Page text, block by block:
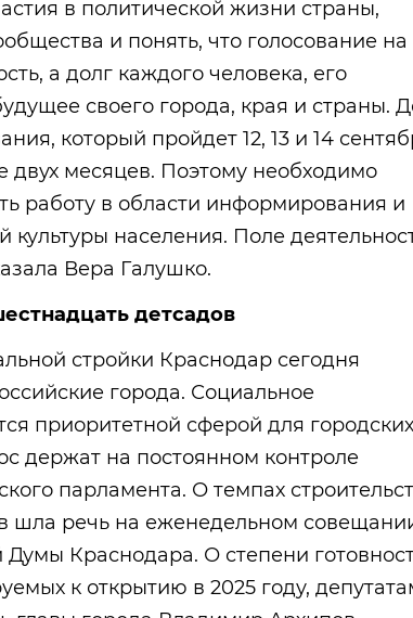
в политической жизни страны,
и понять, что голосование на
а долг каждого человека, его
своего города, края и страны.
который пройдет 12, 13 и 14
двух месяцев. Поэтому необходимо
работу в области информирования и
населения. Поле
Вера Галушко.
детсадов
стройки Краснодар сегодня
города. Социальное
приоритетной сферой для городских
держат на постоянном контроле
парламента. О темпах
шла речь на еженедельном
Думы Краснодара. О степени
к открытию в 2025 году,